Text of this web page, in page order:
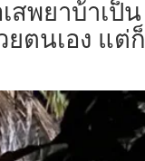
สพยาบ้าเป็น
ตนเอง แต่ก็